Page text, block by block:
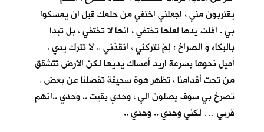
يقتربون مني ، اجعلني اختفي من حلمك قبل ان يمسكوا
بي . افلت يدها لعلها تختفي ، انها لا تختفي ، بل تبدا
بالبكاء و الصراخ : لِمَ تتركني ، انقذني .. لا تترك يدي .
أميل نحوها بسرعة اريد أمساك يديها لكن الارض تتشقق
من تحت أقدامنا ، تظهر هوة سحيقة تفصلنا عن بعض .
تصرخ بي سوف يصلون الي ، وحدي بقيت .. وحدي ..انهم
قربي … لكني وحدي .. وحدي ..